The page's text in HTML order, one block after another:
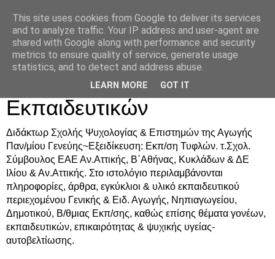
Δρ. Ράνια Χιουρέα-
Συμβουλευτική &
Υποστήριξη Γονέων &
Εκπαιδευτικών
Διδάκτωρ Σχολής Ψυχολογίας & Επιστημών της Αγωγής
Παν/μίου Γενεύης~Εξειδίκευση: Εκπ/ση Τυφλών. τ.Σχολ.
Σύμβουλος ΕΑΕ Αν.Αττικής, Β΄Αθήνας, Κυκλάδων & ΔΕ
Ιλίου & Αν.Αττικής. Στο ιστολόγιο περιλαμβάνονται
πληροφορίες, άρθρα, εγκύκλιοι & υλικό εκπαιδευτικού
περιεχομένου Γενικής & Ειδ. Αγωγής, Νηπιαγωγείου,
Δημοτικού, Β/θμιας Εκπ/σης, καθώς επίσης θέματα γονέων,
εκπαιδευτικών, επικαιρότητας & ψυχικής υγείας-
αυτοβελτίωσης.
This site uses cookies from Google to deliver its services
and to analyze traffic. Your IP address and user-agent are
shared with Google along with performance and security
metrics to ensure quality of service, generate usage
statistics, and to detect and address abuse.
LEARN MORE GOT IT